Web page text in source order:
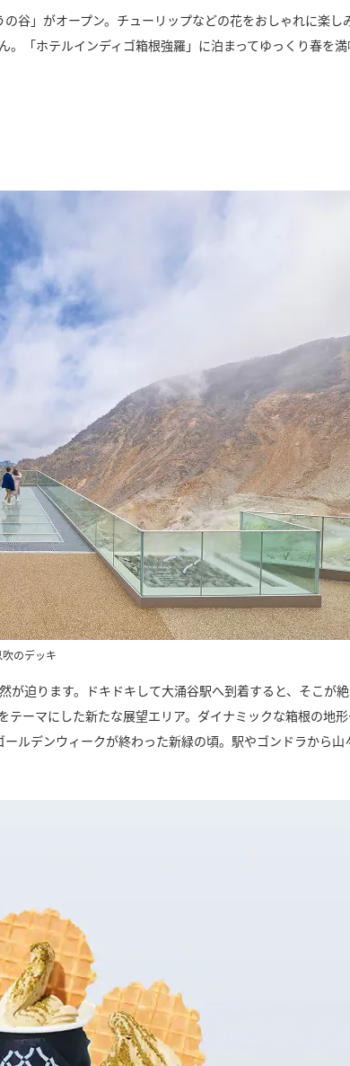
谷」がオープン。チューリップなどの花をおしゃれに楽し
「ホテルインディゴ箱根強羅」に泊まってゆっくり春を
吹のデッキ
迫ります。ドキドキして大涌谷駅へ到着すると、そこが
ーマにした新たな展望エリア。ダイナミックな箱根の地
ルデンウィークが終わった新緑の頃。駅やゴンドラから